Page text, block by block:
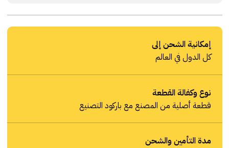
إمكانية الشحن إلى
كل الدول في العالم
نوع وكفالة القطعة
قطعة أصلية من المصنع مع باركود التصنيع
مدة التأمين والشحن